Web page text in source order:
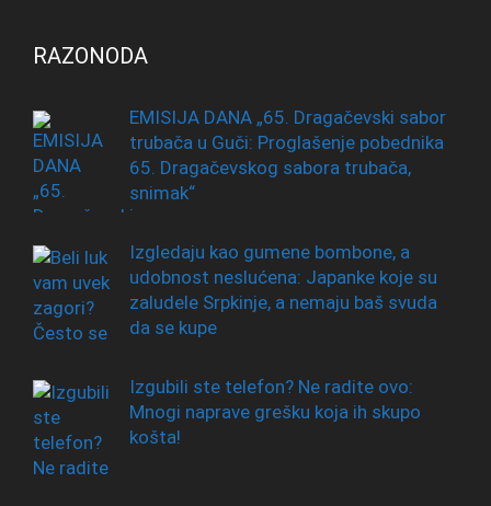
RAZONODA
EMISIJA DANA „65. Dragačevski sabor
trubača u Guči: Proglašenje pobednika
65. Dragačevskog sabora trubača,
snimak“
Izgledaju kao gumene bombone, a
udobnost neslućena: Japanke koje su
zaludele Srpkinje, a nemaju baš svuda
da se kupe
Izgubili ste telefon? Ne radite ovo:
Mnogi naprave grešku koja ih skupo
košta!